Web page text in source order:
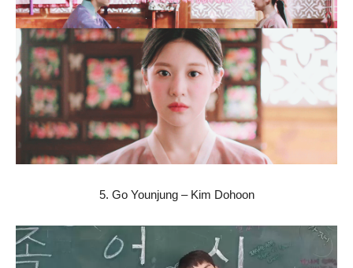
5. Go Younjung – Kim Dohoon